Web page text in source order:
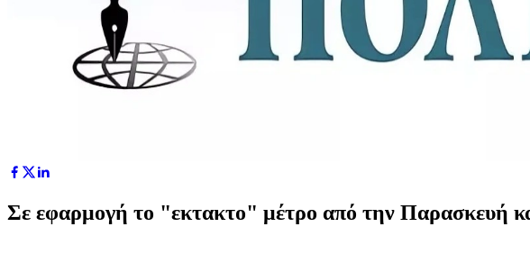
Σε εφαρμογή το "εκτακτο" μέτρο από την Παρασκευή